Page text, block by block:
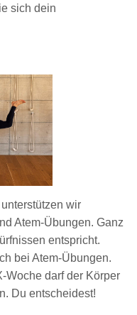
sich dein
wir
Atem-Übungen. Ganz
entspricht.
bei Atem-Übungen.
Woche darf der Körper
Du entscheidest!